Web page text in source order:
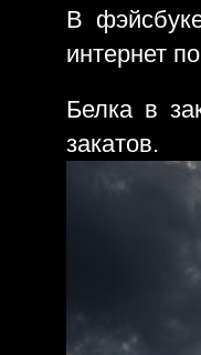
В
интернет
Белка в
закатов.